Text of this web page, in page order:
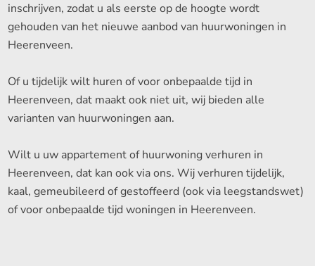
inschrijven, zodat u als eerste op de hoogte wordt
gehouden van het nieuwe aanbod van huurwoningen in
Heerenveen.
Of u tijdelijk wilt huren of voor onbepaalde tijd in
Heerenveen, dat maakt ook niet uit, wij bieden alle
varianten van huurwoningen aan.
Wilt u uw appartement of huurwoning verhuren in
Heerenveen, dat kan ook via ons. Wij verhuren tijdelijk,
kaal, gemeubileerd of gestoffeerd (ook via leegstandswet)
of voor onbepaalde tijd woningen in Heerenveen.